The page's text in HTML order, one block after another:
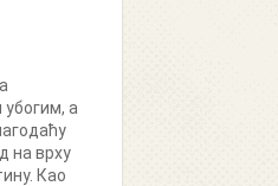
а
на врху
Као